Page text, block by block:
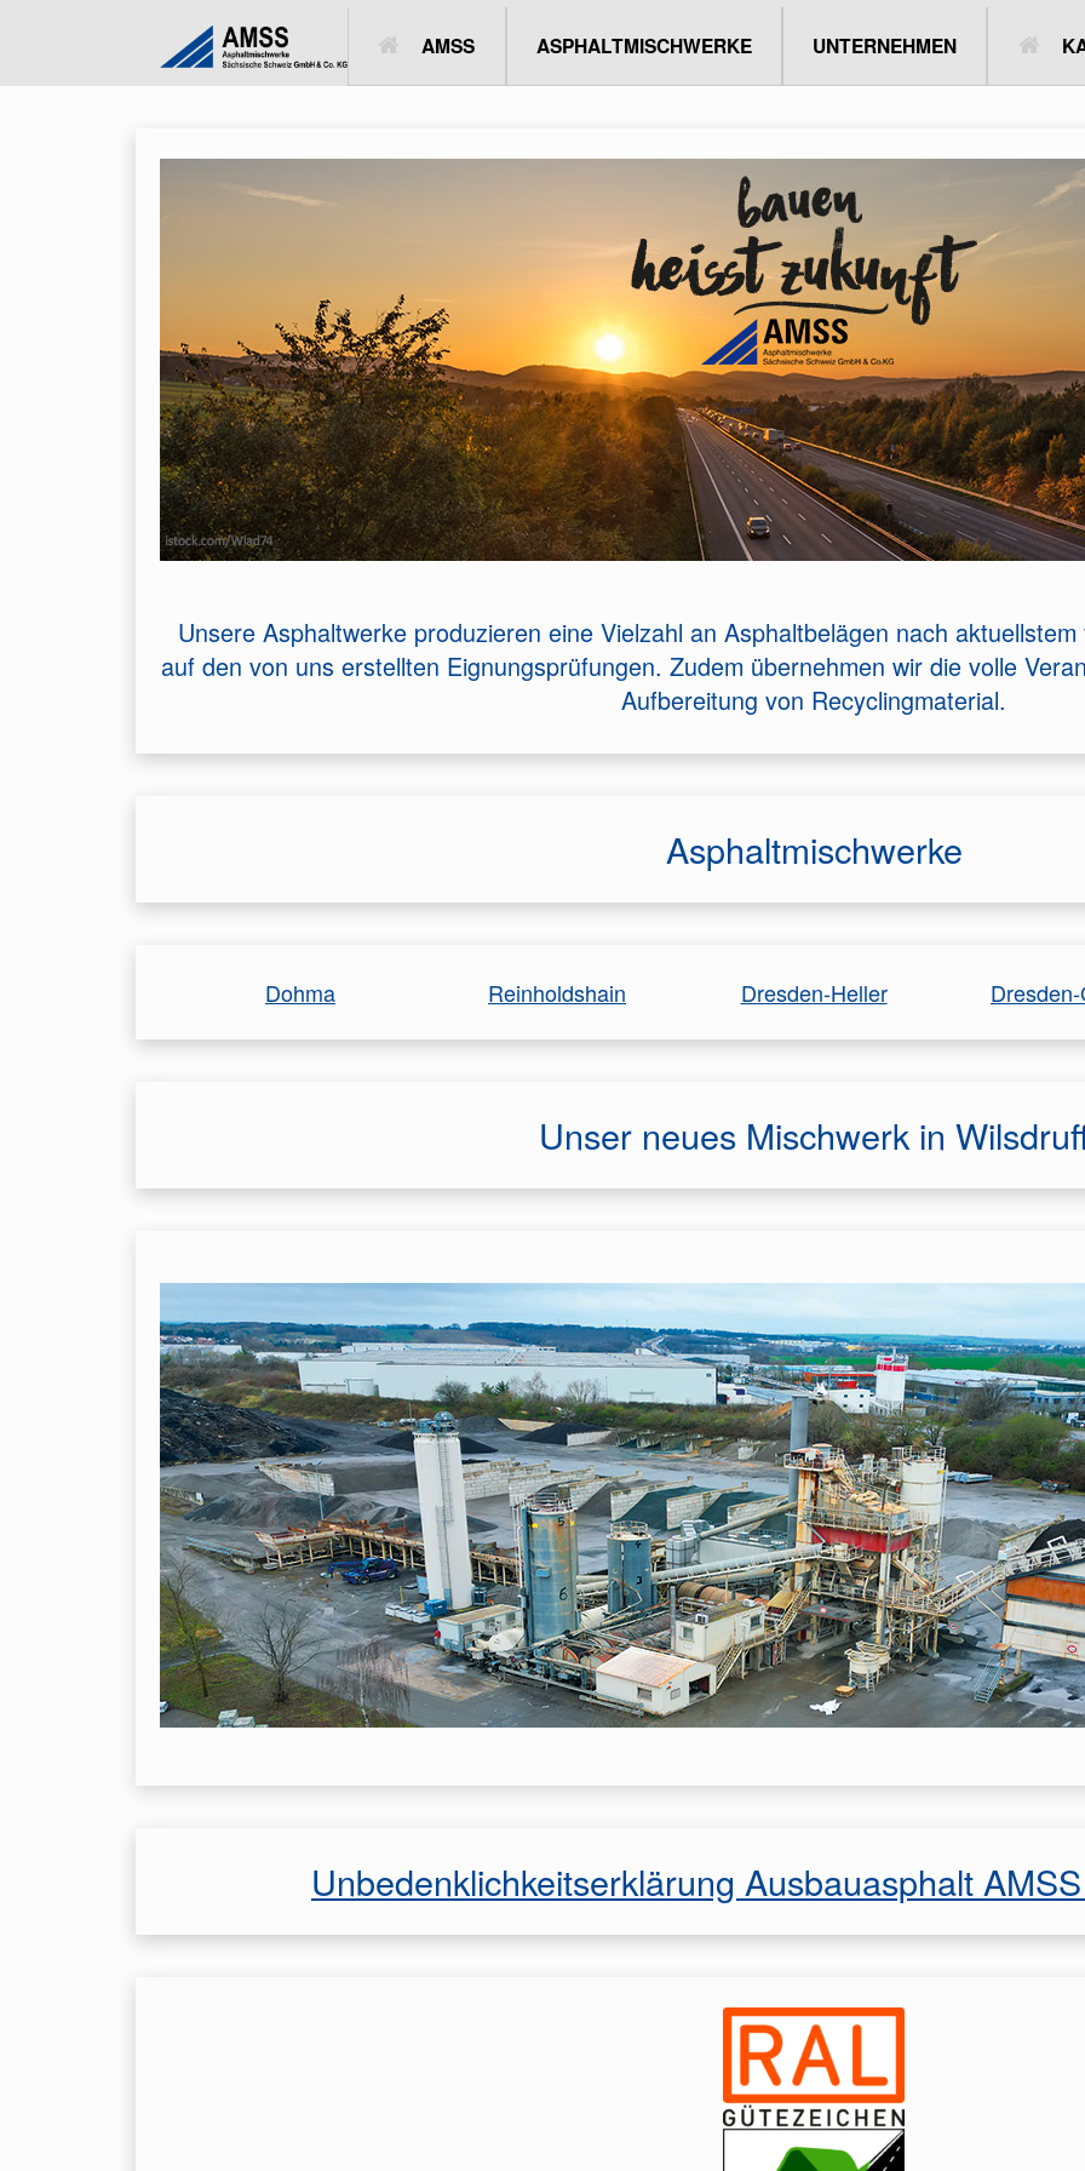
AMSS ASPHALTMISCHWERKE UNTERNEHMEN KARRIERE
Unsere Asphaltwerke produzieren eine Vielzahl an Asphaltbelägen nach
auf den von uns erstellten Eignungsprüfungen. Zudem übernehmen wir die volle
Aufbereitung von Recyclingmaterial.
Asphaltmischwerke
Dohma Reinholdshain Dresden-Heller
Unser neues Mischwerk in
Unbedenklichkeitserklärung Ausbauasphalt